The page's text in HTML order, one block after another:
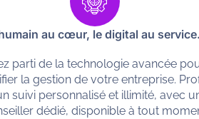
au cœur, le digital au service.
parti de la technologie avancée
la gestion de votre entreprise.
suivi personnalisé et illimité, avec
dédié, disponible à tout